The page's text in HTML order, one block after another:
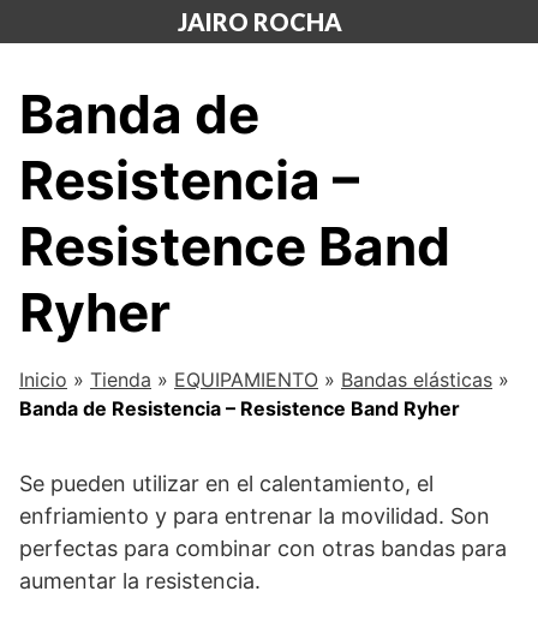
al
JAIRO ROCHA
Banda de
Resistencia –
Resistence Band
Ryher
Inicio » Tienda » EQUIPAMIENTO » Bandas elásticas »
Banda de Resistencia – Resistence Band Ryher
Se pueden utilizar en el calentamiento, el
enfriamiento y para entrenar la movilidad. Son
perfectas para combinar con otras bandas para
aumentar la resistencia.